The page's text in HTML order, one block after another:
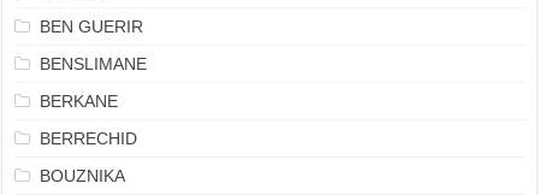
BEN GUERIR
BENSLIMANE
BERKANE
BERRECHID
BOUZNIKA